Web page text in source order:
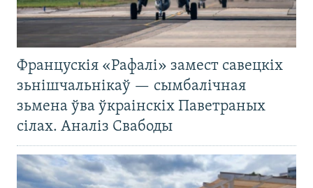
Францускія «Рафалі» замест савецкіх
зьнішчальнікаў — сымбалічная
зьмена ўва ўкраінскіх Паветраных
сілах. Аналіз Свабоды